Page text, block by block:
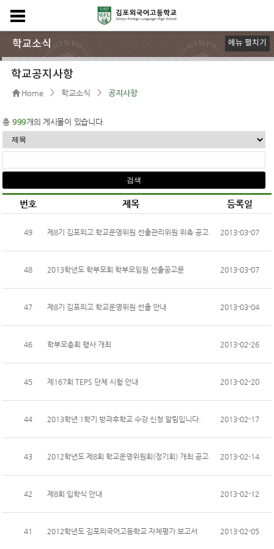
학교소식
공지사항
가정통신문
Gflian 소식지
행정실공지사항
언론 속 김포외고
메뉴 펼치기
학교공지사항
Home > 학교소식 > 공지사항
총 999개의 게시물이 있습니다.
번호 제목 등록일
49 제8기 김포외고 학교운영위원 선출관리위원 위촉 공고 2013-03-07
48 2013학년도 학부모회 학부모임원 선출공고문 2013-03-07
47 제8기 김포외고 학교운영위원 선출 안내 2013-03-04
46 학부모총회 행사 개최 2013-02-26
45 제167회 TEPS 단체 시험 안내 2013-02-20
44 2013학년 1학기 방과후학교 수강 신청 알림입니다. 2013-02-17
43 2012학년도 제8회 학교운영위원회(정기회) 개최 공고 2013-02-14
42 제8회 입학식 안내 2013-02-12
41 2012학년도 김포외국어고등학교 자체평가 보고서 2013-02-05